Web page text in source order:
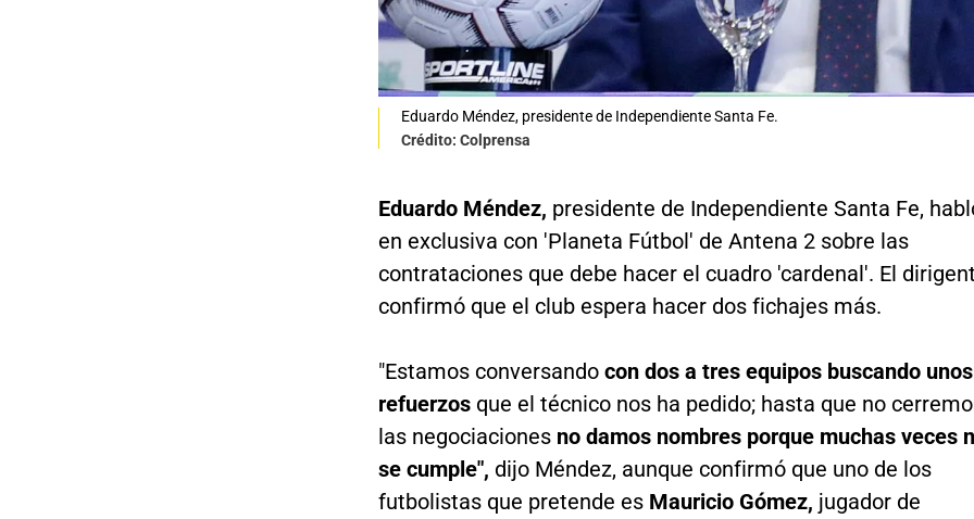
Eduardo Méndez, presidente de Independiente Santa Fe.
Crédito: Colprensa
Eduardo Méndez, presidente de Independiente Santa Fe,
en exclusiva con 'Planeta Fútbol' de Antena 2 sobre las
contrataciones que debe hacer el cuadro 'cardenal'. El
confirmó que el club espera hacer dos fichajes más.
"Estamos conversando con dos a tres equipos buscando unos
refuerzosque el técnico nos ha pedido; hasta que no
las negociaciones no damos nombres porque muchas veces
se cumple", dijo Méndez, aunque confirmó que uno de los
futbolistas que pretende es Mauricio Gómez, jugador de